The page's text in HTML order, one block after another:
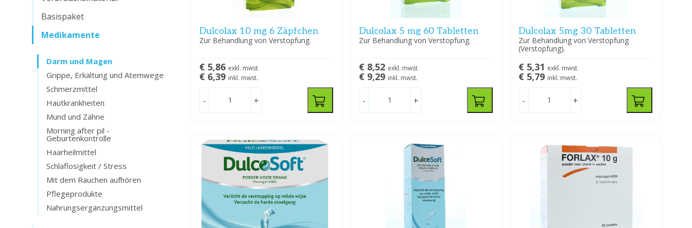
Basispaket
Medikamente
Darm und Magen
Grippe, Erkältung und Atemwege
Schmerzmittel
Hautkrankheiten
Mund und Zähne
Morning after pil -
Geburtenkontrolle
Haarheilmittel
Schlaflosigkeit / Stress
Mit dem Rauchen aufhören
Pflegeprodukte
Nahrungsergänzungsmittel
Dulcolax 10 mg 6 Zäpfchen
Zur Behandlung von Verstopfung.
€ 5,86 exkl. mwst
€ 6,39 inkl. mwst.
- +
Dulcolax 5 mg 60 Tabletten
Zur Behandlung von Verstopfung.
€ 8,52 exkl. mwst
€ 9,29 inkl. mwst.
- +
Dulcolax 5mg 30 Tabletten
Zur Behandlung von Verstopfung
(Verstopfung).
€ 5,31 exkl. mwst
€ 5,79 inkl. mwst.
- +